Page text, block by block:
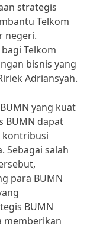
strategis
Telkom
negeri.
Telkom
bisnis yang
Adriansyah.
yang kuat
BUMN dapat
kontribusi
Sebagai salah
para BUMN
BUMN
memberikan